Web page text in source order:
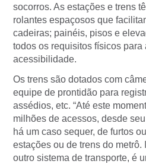
socorros. As estações e trens
rolantes espaçosos que
cadeiras; painéis, pisos e
todos os requisitos físicos para
acessibilidade.
Os trens são dotados com
equipe de prontidão para
assédios, etc. “Até este
milhões de acessos, desde
há um caso sequer, de furtos
estações ou de trens do metrô.
outro sistema de transporte, é